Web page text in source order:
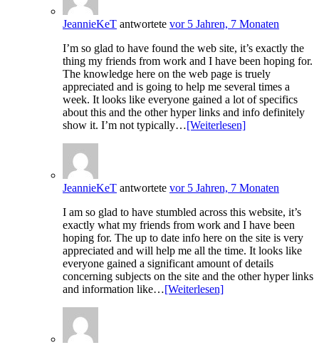
JeannieKeT antwortete vor 5 Jahren, 7 Monaten
I’m so glad to have found the web site, it’s exactly the
thing my friends from work and I have been hoping for.
The knowledge here on the web page is truely
appreciated and is going to help me several times a
week. It looks like everyone gained a lot of specifics
about this and the other hyper links and info definitely
show it. I’m not typically…[Weiterlesen]
JeannieKeT antwortete vor 5 Jahren, 7 Monaten
I am so glad to have stumbled across this website, it’s
exactly what my friends from work and I have been
hoping for. The up to date info here on the site is very
appreciated and will help me all the time. It looks like
everyone gained a significant amount of details
concerning subjects on the site and the other hyper links
and information like…[Weiterlesen]